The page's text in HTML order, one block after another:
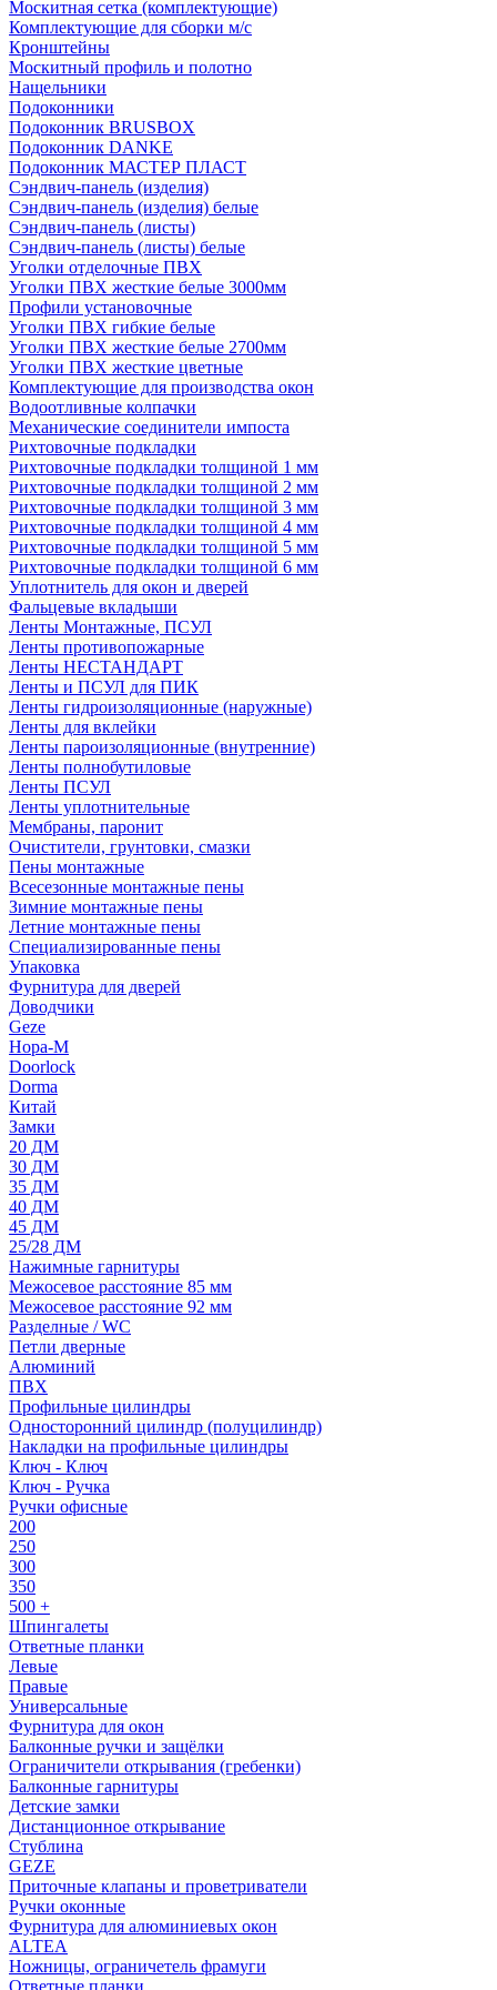
Москитная сетка (комплектующие)
Комплектующие для сборки м/с
Кронштейны
Москитный профиль и полотно
Нащельники
Подоконники
Подоконник BRUSBOX
Подоконник DANKE
Подоконник МАСТЕР ПЛАСТ
Сэндвич-панель (изделия)
Сэндвич-панель (изделия) белые
Сэндвич-панель (листы)
Сэндвич-панель (листы) белые
Уголки отделочные ПВХ
Уголки ПВХ жесткие белые 3000мм
Профили установочные
Уголки ПВХ гибкие белые
Уголки ПВХ жесткие белые 2700мм
Уголки ПВХ жесткие цветные
Комплектующие для производства окон
Водоотливные колпачки
Механические соединители импоста
Рихтовочные подкладки
Рихтовочные подкладки толщиной 1 мм
Рихтовочные подкладки толщиной 2 мм
Рихтовочные подкладки толщиной 3 мм
Рихтовочные подкладки толщиной 4 мм
Рихтовочные подкладки толщиной 5 мм
Рихтовочные подкладки толщиной 6 мм
Уплотнитель для окон и дверей
Фальцевые вкладыши
Ленты Монтажные, ПСУЛ
Ленты противопожарные
Ленты НЕСТАНДАРТ
Ленты и ПСУЛ для ПИК
Ленты гидроизоляционные (наружные)
Ленты для вклейки
Ленты пароизоляционные (внутренние)
Ленты полнобутиловые
Ленты ПСУЛ
Ленты уплотнительные
Мембраны, паронит
Очистители, грунтовки, смазки
Пены монтажные
Всесезонные монтажные пены
Зимние монтажные пены
Летние монтажные пены
Специализированные пены
Упаковка
Фурнитура для дверей
Доводчики
Geze
Нора-М
Doorlock
Dorma
Китай
Замки
20 ДМ
30 ДМ
35 ДМ
40 ДМ
45 ДМ
25/28 ДМ
Нажимные гарнитуры
Межосевое расстояние 85 мм
Межосевое расстояние 92 мм
Разделные / WC
Петли дверные
Алюминий
ПВХ
Профильные цилиндры
Односторонний цилиндр (полуцилиндр)
Накладки на профильные цилиндры
Ключ - Ключ
Ключ - Ручка
Ручки офисные
200
250
300
350
500 +
Шпингалеты
Ответные планки
Левые
Правые
Универсальные
Фурнитура для окон
Балконные ручки и защёлки
Ограничители открывания (гребенки)
Балконные гарнитуры
Детские замки
Дистанционное открывание
Стублина
GEZE
Приточные клапаны и проветриватели
Ручки оконные
Фурнитура для алюминиевых окон
ALTEA
Ножницы, ограничетель фрамуги
Ответные планки